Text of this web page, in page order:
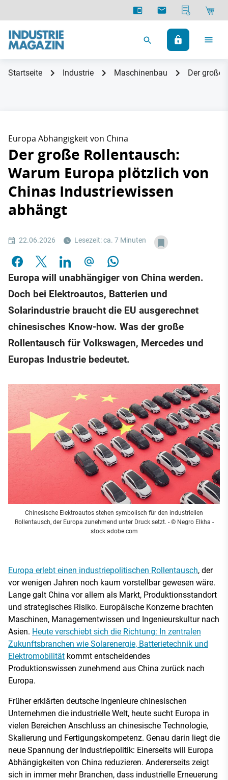
Startseite Industrie Maschinenbau Der große
Europa Abhängigkeit von China
Der große Rollentausch:
Warum Europa plötzlich von
Chinas Industriewissen
abhängt
22.06.2026 Lesezeit: ca. 7 Minuten
Europa will unabhängiger von China werden.
Doch bei Elektroautos, Batterien und
Solarindustrie braucht die EU ausgerechnet
chinesisches Know-how. Was der große
Rollentausch für Volkswagen, Mercedes und
Europas Industrie bedeutet.
Chinesische Elektroautos stehen symbolisch für den industriellen
Rollentausch, der Europa zunehmend unter Druck setzt. - © Negro Elkha -
stock.adobe.com
Europa erlebt einen industriepolitischen Rollentausch, der
vor wenigen Jahren noch kaum vorstellbar gewesen wäre.
Lange galt China vor allem als Markt, Produktionsstandort
und strategisches Risiko. Europäische Konzerne brachten
Maschinen, Managementwissen und Ingenieurskultur nach
Asien. Heute verschiebt sich die Richtung: In zentralen
Zukunftsbranchen wie Solarenergie, Batterietechnik und
Elektromobilität kommt entscheidendes
Produktionswissen zunehmend aus China zurück nach
Europa.
Früher erklärten deutsche Ingenieure chinesischen
Unternehmen die industrielle Welt, heute sucht Europa in
vielen Bereichen Anschluss an chinesische Technologie,
Skalierung und Fertigungskompetenz. Genau darin liegt die
neue Spannung der Industriepolitik: Einerseits will Europa
Abhängigkeiten von China reduzieren. Andererseits zeigt
sich in immer mehr Branchen, dass industrielle Erneuerung